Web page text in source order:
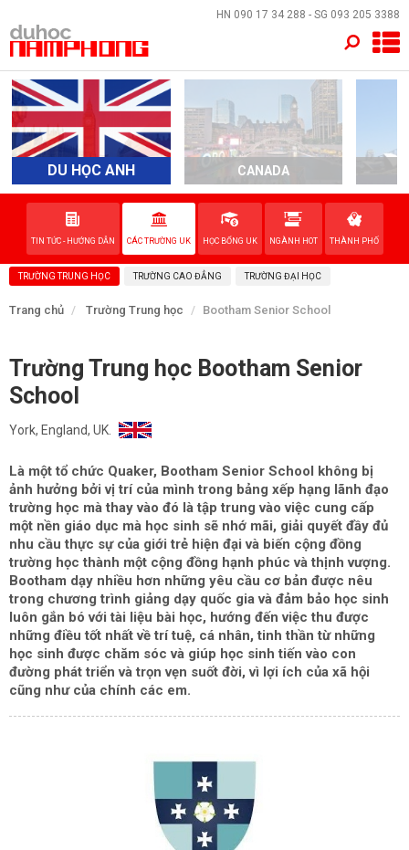
HN 090 17 34 288 - SG 093 205 3388
DU HỌC ANH CANADA
TIN TỨC - HƯỚNG DẪN CÁC TRƯỜNG UK HỌC BỔNG UK NGÀNH HOT THÀNH PHỐ
TRƯỜNG TRUNG HỌC TRƯỜNG CAO ĐẲNG TRƯỜNG ĐẠI HỌC
Trang chủ Trường Trung học Bootham Senior School
Trường Trung học Bootham Senior
School
York, England, UK.
Là một tổ chức Quaker, Bootham Senior School không bị
ảnh hưởng bởi vị trí của mình trong bảng xếp hạng lãnh đạo
trường học mà thay vào đó là tập trung vào việc cung cấp
một nền giáo dục mà học sinh sẽ nhớ mãi, giải quyết đầy đủ
nhu cầu thực sự của giới trẻ hiện đại và biến cộng đồng
trường học thành một cộng đồng hạnh phúc và thịnh vượng.
Bootham dạy nhiều hơn những yêu cầu cơ bản được nêu
trong chương trình giảng dạy quốc gia và đảm bảo học sinh
luôn gắn bó với tài liệu bài học, hướng đến việc thu được
những điều tốt nhất về trí tuệ, cá nhân, tinh thần từ những
học sinh được chăm sóc và giúp học sinh tiến vào con
đường phát triển và trọn vẹn suốt đời, vì lợi ích của xã hội
cũng như của chính các em.
×
TRANG CHỦ
QUỐC GIA
EVENTS
DỊCH VỤ
VỀ NAM PHONG